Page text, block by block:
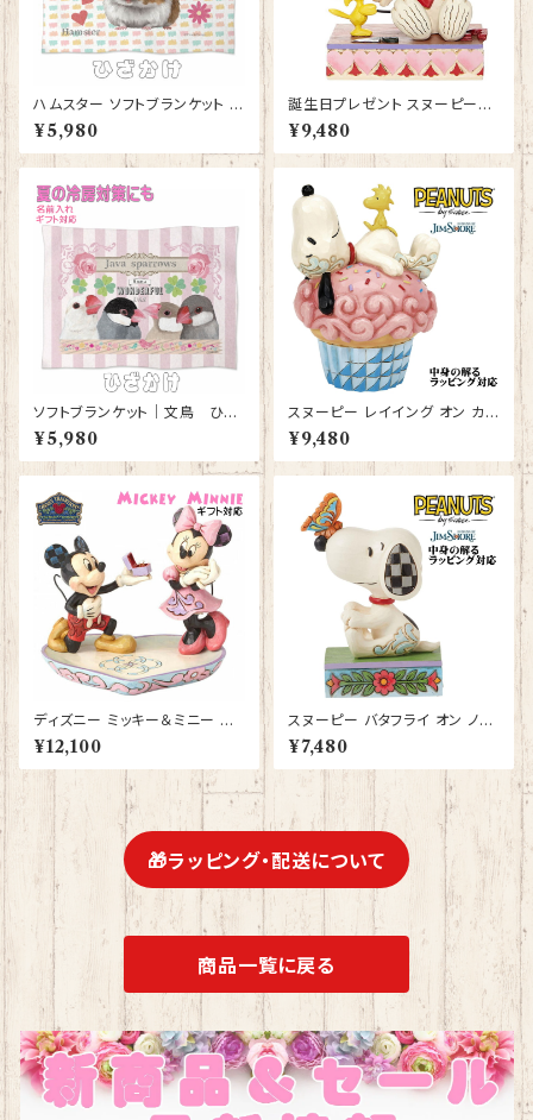
ハムスター ソフトブランケット グ
ッズ ひざかけ 毛布 雑貨 誕生日
プレゼント ギフト【型番 SB-10
007】お花の王冠
¥5,980
誕生日プレゼント スヌーピー＆
ウッドストック ガーランド JIM
SHORE フィギュア プレゼント
ギフト グッズ お祝い 人形 置物
籍祝い 還暦祝い お祝い プロポ
ーズ 結婚記念日
¥9,480
ソフトブランケット｜文鳥 ひざ
かけ 毛布 白文鳥 シルバー文鳥
シナモン文鳥【型番 SB-４００
０】ピンク
¥5,980
スヌーピー レイイング オン カッ
プケーキ JIM SHORE フィギュ
ア プレゼント ギフト グッズ お祝
い 人形 置物 ジムショア 結婚祝
ドストック
¥9,480
ディズニー ミッキー＆ミニー リ
ングディッシュ フィギュア プレゼ
ント ギフト 結婚祝い 入籍祝い
プロポーズ 人形 置物 ジムショ
ア グッズ 【Disney Tradition
s】【型番DIS-7】
¥12,100
スヌーピー バタフライ オン ノー
ズ JIM SHORE フィギュア プ
レゼント ギフト グッズ お祝い 人
形 置物 ジムショア 結婚祝い 誕
生日 還暦祝い お祝い ウッドス
¥7,480
🎁ラッピング・配送について
商品一覧に戻る